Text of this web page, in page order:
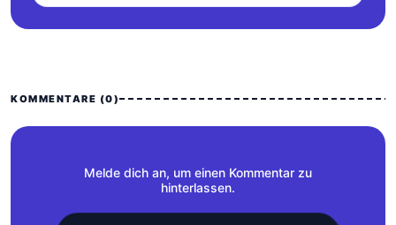
KOMMENTARE (0)
Melde dich an, um einen Kommentar zu
hinterlassen.